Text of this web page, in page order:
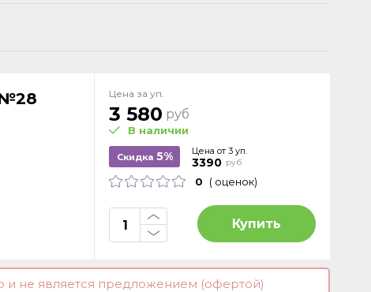
№28 Цена за уп.
3 580 руб
В наличии
Скидка 5% Цена от 3 уп.
3390 руб
0 ( оценок)
Купить
и не является предложением (офертой)